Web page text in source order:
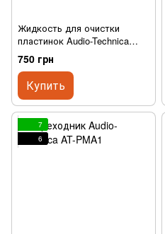
Жидкость для очистки
пластинок Audio-Technica
AT634a
750 грн
Купить
7
6